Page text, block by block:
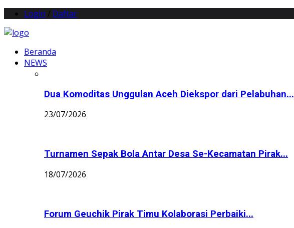
Login / Daftar
Beranda
NEWS
Dua Komoditas Unggulan Aceh Diekspor dari Pelabuhan...
23/07/2026
Turnamen Sepak Bola Antar Desa Se-Kecamatan Pirak...
18/07/2026
Forum Geuchik Pirak Timu Kolaborasi Perbaiki...